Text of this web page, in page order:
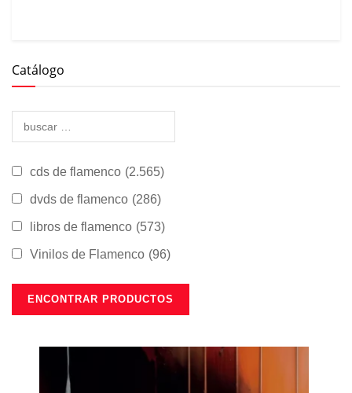
Catálogo
cds de flamenco (2.565)
dvds de flamenco (286)
libros de flamenco (573)
Vinilos de Flamenco (96)